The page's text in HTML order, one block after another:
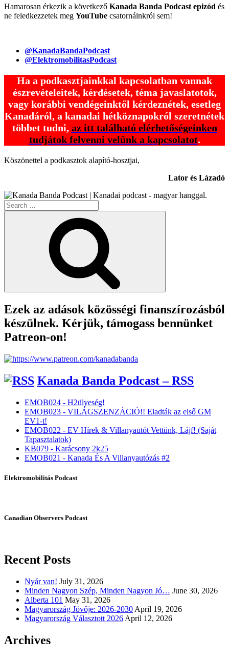
Hamarosan érkezik a következő Kanada Banda Podcast epizód és
ne feledkezzetek meg YouTube csatornáinkról sem!
@KanadaBandaPodcast
@ElektromobilitasPodcast
Ha a podkasztjainkkal kapcsolatban vannak
észrevételeitek, kérdésetek, téma javaslatotok,
vagy korábbi vendégeinktől kérdeznétek, esetleg
Kanadáról, a kanadai hétköznapokról szeretnétek
többet tudni, az itt található elérhetőségeinken
tudjátok felvenni velünk a kapcsolatot.
Köszönettel a podkasztok alapító-hosztjai,
Lator és Lázadó
Search
for:
Ezek az adások közösségi finanszírozásból
készülnek. Kérjük, támogass bennünket
Patreon-on!
Kanada Banda Podcast – RSS
EMOB024 - H2ülyeség!
EMOB023 - VILÁGSZENZÁCIÓ!! Eladták az első GM
EV1-t!
EMOB022 - EV Hírek & Villanyautót Vettünk, Lájf! (Saját
Tapasztalatok)
KB079 - Karácsony 2k25
EMOB021 - Kanada És A Villanyautózás #2
Elektromobilitás Podcast
Canadian Observers Podcast
Recent Posts
Nyár van! July 31, 2026
Minden Nagyon Szép, Minden Nagyon Jó… June 30, 2026
Alberta 101 May 31, 2026
Magyarország Jövője: 2026-2030 April 19, 2026
Magyarország Választott 2026 April 12, 2026
Archives